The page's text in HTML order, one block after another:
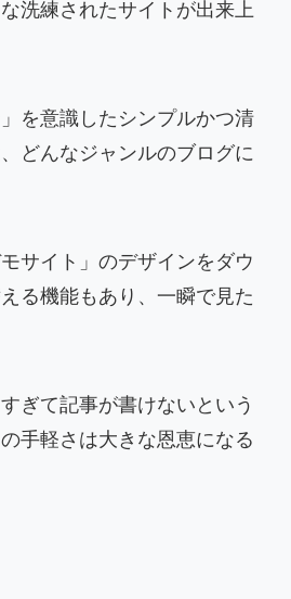
洗練されたサイトが出来上
を意識したシンプルかつ清
どんなジャンルのブログに
サイト」のデザインをダウ
る機能もあり、一瞬で見た
ぎて記事が書けないという
手軽さは大きな恩恵になる